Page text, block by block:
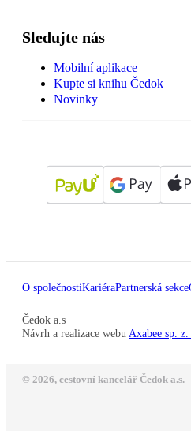
Sledujte nás
Mobilní aplikace
Kupte si knihu Čedok
Novinky
O společnostiKariéraPartnerská sekce
Čedok a.s
Návrh a realizace webu Axabee sp. z.
© 2026, cestovní kancelář Čedok a.s.